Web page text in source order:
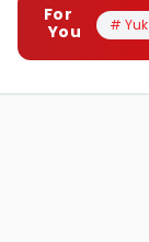
For
You
#